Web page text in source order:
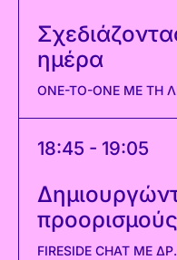
ημέρα
ONE-TO-ONE ΜΕ ΤΗ
18:45 - 19:05
προορισμούς
FIRESIDE CHAT ΜΕ